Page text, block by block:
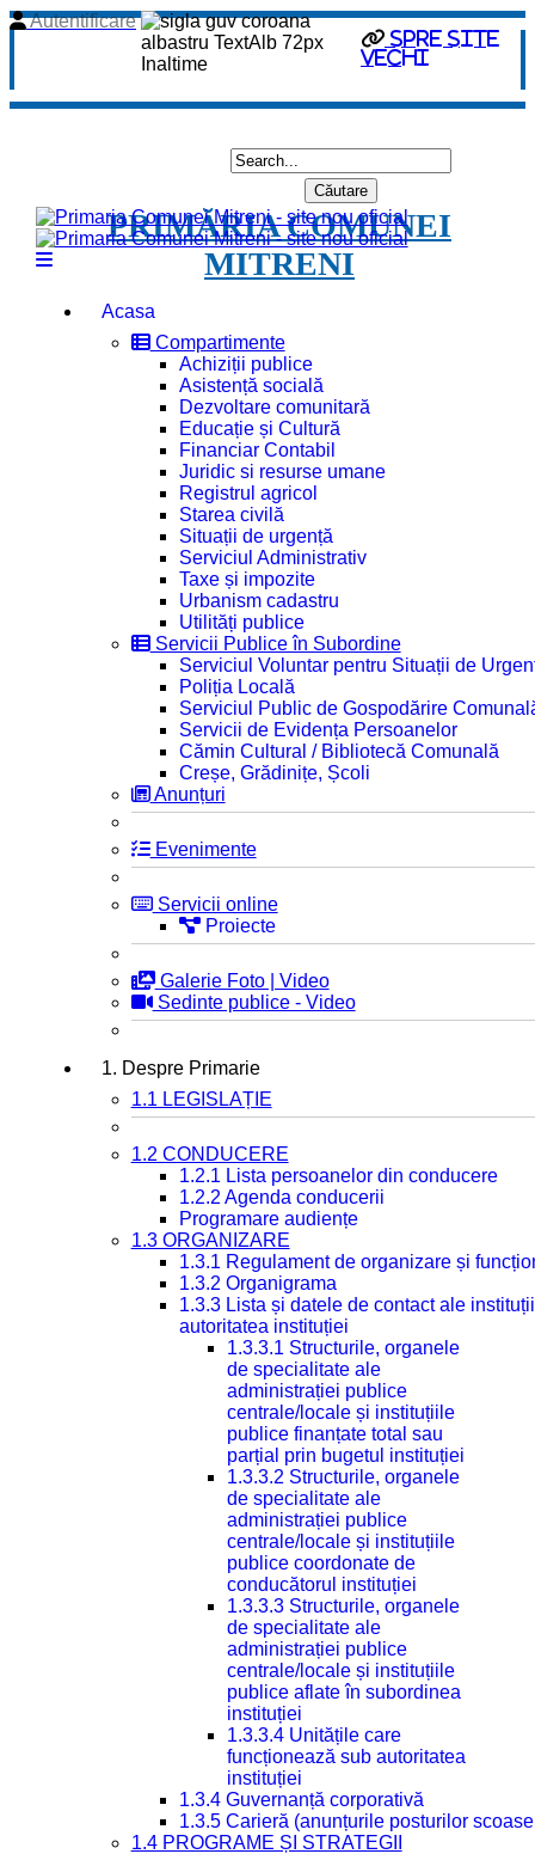
spre site
vechi
Autentificare
PRIMĂRIA COMUNEI
MITRENI
Acasa
Compartimente
Achiziții publice
Asistență socială
Dezvoltare comunitară
Educație și Cultură
Financiar Contabil
Juridic si resurse umane
Registrul agricol
Starea civilă
Situații de urgență
Serviciul Administrativ
Taxe și impozite
Urbanism cadastru
Utilități publice
Servicii Publice în Subordine
Serviciul Voluntar pentru Situații de
Poliția Locală
Serviciul Public de Gospodărire
Servicii de Evidența Persoanelor
Cămin Cultural / Bibliotecă Comunală
Creșe, Grădinițe, Școli
Anunțuri
Evenimente
Servicii online
Proiecte
Galerie Foto | Video
Sedinte publice - Video
1. Despre Primarie
1.1 LEGISLAȚIE
1.2 CONDUCERE
1.2.1 Lista persoanelor din conducere
1.2.2 Agenda conducerii
Programare audiențe
1.3 ORGANIZARE
1.3.1 Regulament de organizare și
1.3.2 Organigrama
1.3.3 Lista și datele de contact ale
autoritatea instituției
1.3.3.1 Structurile, organele
de specialitate ale
administrației publice
centrale/locale și instituțiile
publice finanțate total sau
parțial prin bugetul instituției
1.3.3.2 Structurile, organele
de specialitate ale
administrației publice
centrale/locale și instituțiile
publice coordonate de
conducătorul instituției
1.3.3.3 Structurile, organele
de specialitate ale
administrației publice
centrale/locale și instituțiile
publice aflate în subordinea
instituției
1.3.3.4 Unitățile care
funcționează sub autoritatea
instituției
1.3.4 Guvernanță corporativă
1.3.5 Carieră (anunțurile posturilor
1.4 PROGRAME ȘI STRATEGII